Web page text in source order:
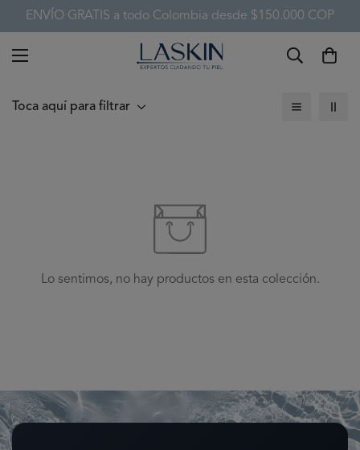
ENVÍO GRATIS a todo Colombia desde $150.000 COP
Toca aquí para filtrar
Lo sentimos, no hay productos en esta colección.